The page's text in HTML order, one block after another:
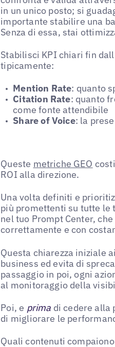
in un unico posto; si
importante stabilire una
Senza di essa, stai
Stabilisci KPI chiari fin
tipicamente:
Mention Rate: quanto
Citation Rate: quanto
come fonte attendibile
Share of Voice: la
Queste metriche GEO
ROI alla direzione.
Una volta definiti e
più promettenti su tutte le
nel tuo Prompt Center,
correttamente e con
Questa chiarezza iniziale
business ed evita di
passaggio in poi, ogni
al monitoraggio della
Poi, e prima di cedere alla
di migliorare le
Quali contenuti